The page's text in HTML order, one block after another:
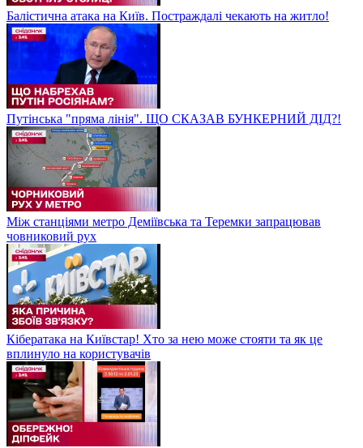
Балістична атака на Київ. Постраждалі чекають на житло!
Путінська "пряма лінія". ЩО СКАЗАВ БУНКЕРНИЙ ДІД?!
Між станціями метро Деміївська та Теремки запрацював
човниковий рух
Кібератака на Київстар! Хто за нею може стояти та як це
вплинуло на користувачів